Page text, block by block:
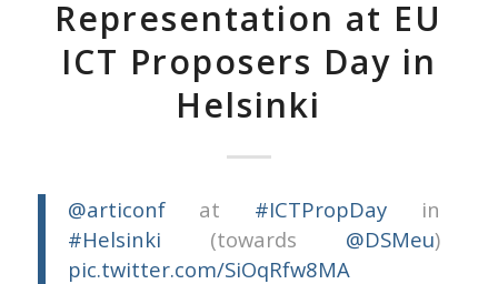
Representation at EU
ICT Proposers Day in
Helsinki
@articonfat #ICTPropDay in
#Helsinki (towards @DSMeu)
pic.twitter.com/SiOqRfw8MA